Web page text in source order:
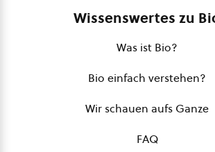
Wissenswertes zu
Was ist Bio?
Bio einfach verstehen?
Wir schauen aufs Ganze
FAQ